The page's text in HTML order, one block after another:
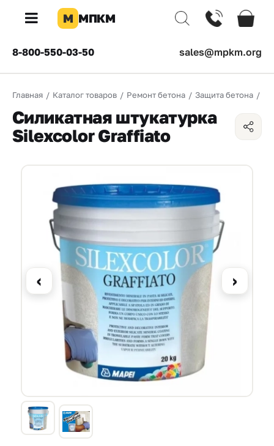
×
КОМПАНИЯ
О
компании
Каталог
товаров
Прайс-
лист
Проектировщикам
Калькуляторы
800
М МПКМ
8-800-550-03-50 sales@mpkm.org
Главная / Каталог товаров / Ремонт бетона / Защита бетона /
Силикатная штукатурка
Silexcolor Graffiato
‹ ›